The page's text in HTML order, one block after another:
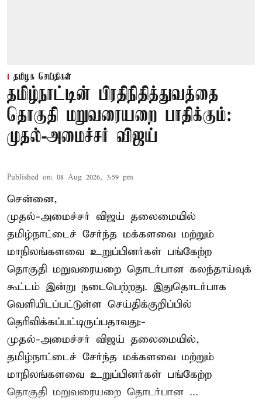
தமிழக செய்திகள்
தமிழ்நாட்டின் பிரதிநிதித்துவத்தை
தொகுதி மறுவரையறை பாதிக்கும்:
முதல்-அமைச்சர் விஜய்
Published on: 08 Aug 2026, 3:59 pm
சென்னை,
முதல்-அமைச்சர் விஜய் தலைமையில்
தமிழ்நாட்டைச் சேர்ந்த மக்களவை மற்றும்
மாநிலங்களவை உறுப்பினர்கள் பங்கேற்ற
தொகுதி மறுவரையறை தொடர்பான கலந்தாய்வுக்
கூட்டம் இன்று நடைபெற்றது. இதுதொடர்பாக
வெளியிடப்பட்டுள்ள செய்திக்குறிப்பில்
தெரிவிக்கப்பட்டிருப்பதாவது:-
முதல்-அமைச்சர் விஜய் தலைமையில்,
தமிழ்நாட்டைச் சேர்ந்த மக்களவை மற்றும்
மாநிலங்களவை உறுப்பினர்கள் பங்கேற்ற
தொகுதி மறுவரையறை தொடர்பான ...